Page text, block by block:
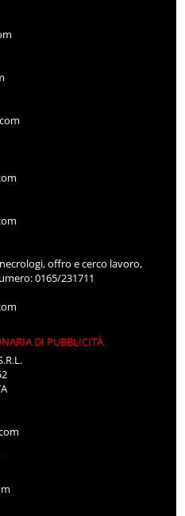
offro e cerco lavoro,
0165/231711
DI PUBBLICITÀ